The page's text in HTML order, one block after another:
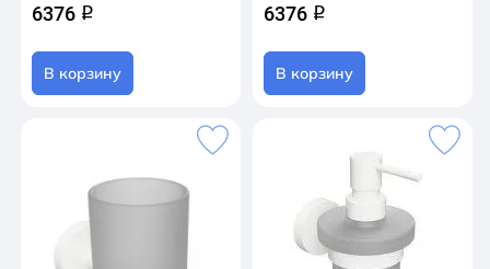
6376 q
В корзину
6376 q
В корзину